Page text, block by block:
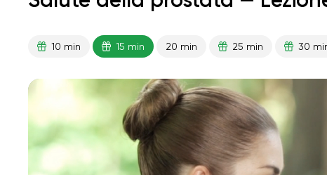
10 min 15 min 20 min 25 min 30